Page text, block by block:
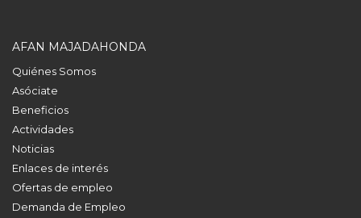
AFAN MAJADAHONDA
Quiénes Somos
Asóciate
Beneficios
Actividades
Noticias
Enlaces de interés
Ofertas de empleo
Demanda de Empleo